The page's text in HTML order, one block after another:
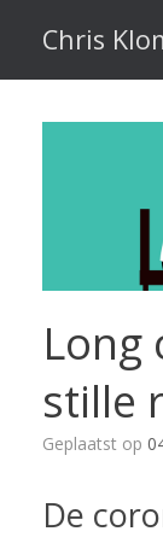
inhoud
Chris
Long
stille
Geplaatst op
De